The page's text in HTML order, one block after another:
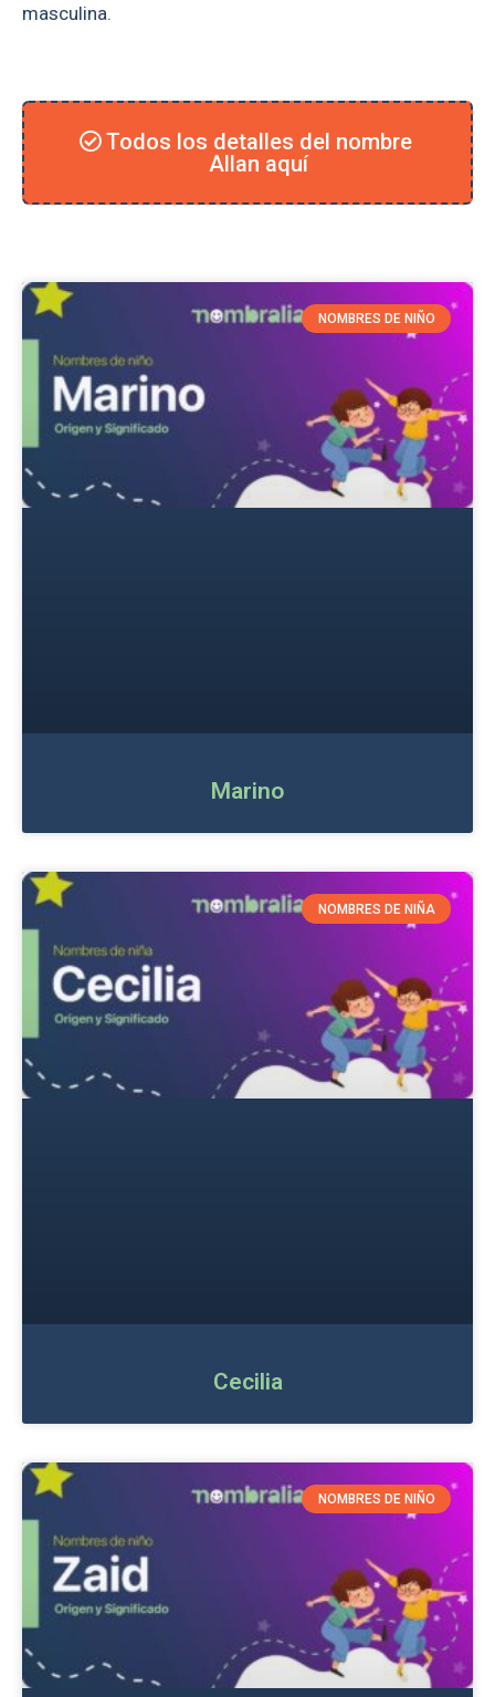
masculina.
Todos los detalles del nombre
Allan aquí
NOMBRES DE NIÑO
Marino
NOMBRES DE NIÑA
Cecilia
NOMBRES DE NIÑO